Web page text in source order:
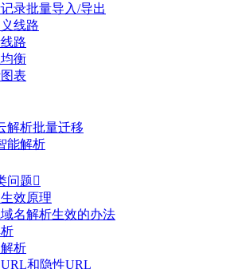
录批量导入/导出
线路
路
衡
表
解析批量迁移
能解析
问题
效原理
名解析生效的办法
析
和隐性URL